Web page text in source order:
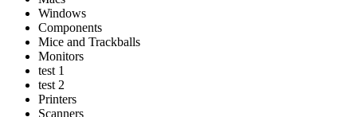
Windows
Components
Mice and Trackballs
Monitors
test 1
test 2
Printers
Scanners